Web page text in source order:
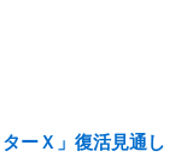
ーＸ」復活見通し